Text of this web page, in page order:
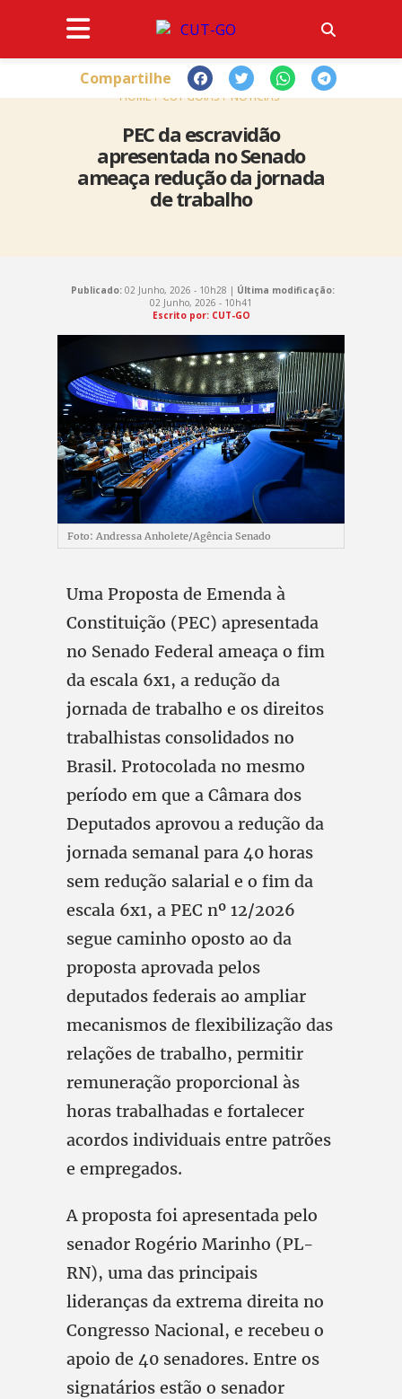
HOME CUT GOIÁS NOTÍCIAS
PEC da escravidão
apresentada no Senado
ameaça redução da jornada
de trabalho
Compartilhe
Publicado:02 Junho, 2026 - 10h28 | Última modificação:
02 Junho, 2026 - 10h41
Escrito por: CUT-GO
Foto: Andressa Anholete/Agência Senado
Uma Proposta de Emenda à
Constituição (PEC) apresentada
no Senado Federal ameaça o fim
da escala 6x1, a redução da
jornada de trabalho e os direitos
trabalhistas consolidados no
Brasil. Protocolada no mesmo
período em que a Câmara dos
Deputados aprovou a redução da
jornada semanal para 40 horas
sem redução salarial e o fim da
escala 6x1, a PEC nº 12/2026
segue caminho oposto ao da
proposta aprovada pelos
deputados federais ao ampliar
mecanismos de flexibilização das
relações de trabalho, permitir
remuneração proporcional às
horas trabalhadas e fortalecer
acordos individuais entre patrões
e empregados.
A proposta foi apresentada pelo
senador Rogério Marinho (PL-
RN), uma das principais
lideranças da extrema direita no
Congresso Nacional, e recebeu o
apoio de 40 senadores. Entre os
signatários estão o senador